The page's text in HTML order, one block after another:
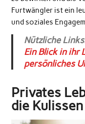
Furtwängler ist ein
und soziales
Nützliche
Ein Blick in ihr
persönliches
Privates
die Kulissen